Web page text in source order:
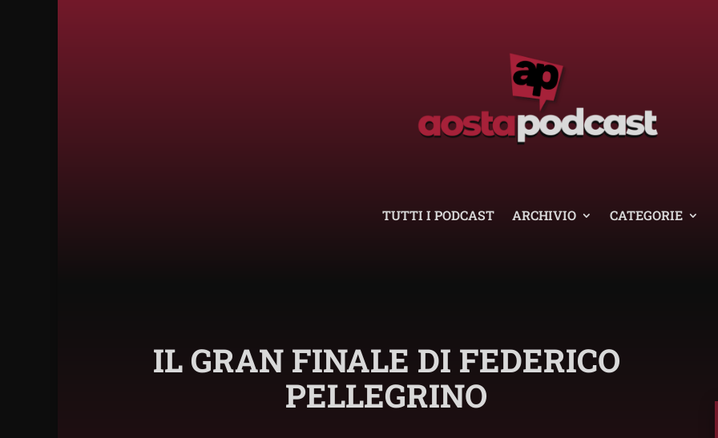
TUTTI I PODCAST ARCHIVIO CATEGORIE
IL GRAN FINALE DI FEDERICO
PELLEGRINO